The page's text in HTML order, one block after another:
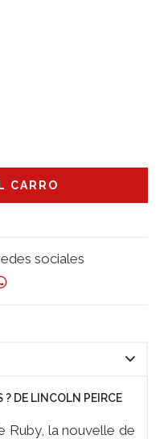
sociales
DE LINCOLN PEIRCE
Ruby, la nouvelle de